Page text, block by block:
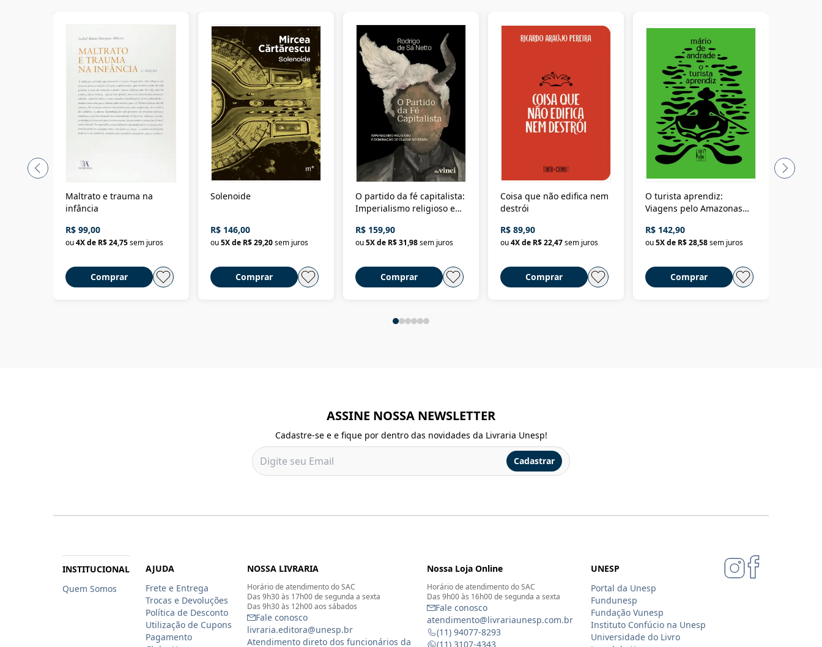
Maltrato e trauma na
infância
R$ 99,00
ou4X de R$ 24,75sem juros
Comprar
Solenoide
R$ 146,00
ou5X de R$ 29,20sem juros
Comprar
O partido da fé capitalista:
Imperialismo religioso e
Brasil
R$ 159,90
ou5X de R$ 31,98sem juros
Comprar
Coisa que não edifica nem
destrói
R$ 89,90
ou4X de R$ 22,47sem juros
Comprar
O turista aprendiz:
Viagens pelo Amazonas
até a Bolívia e por Marajó
até dizer chega
R$ 142,90
ou5X de R$ 28,58sem juros
Comprar
ASSINE NOSSA NEWSLETTER
Cadastre-se e e fique por dentro das novidades da Livraria Unesp!
Cadastrar
INSTITUCIONAL
Quem Somos
AJUDA
Frete e Entrega
Trocas e Devoluções
Política de Desconto
Utilização de Cupons
Pagamento
NOSSA LIVRARIA
Horário de atendimento do SAC
Das 9h30 às 17h00 de segunda a sexta
Das 9h30 às 12h00 aos sábados
Fale conosco
livraria.editora@unesp.br
Atendimento direto dos funcionários da
Nossa Loja Online
Horário de atendimento do SAC
Das 9h00 às 16h00 de segunda a sexta
Fale conosco
atendimento@livrariaunesp.com.br
(11) 94077-8293
(11) 3107-4343
UNESP
Portal da Unesp
Fundunesp
Fundação Vunesp
Instituto Confúcio na Unesp
Universidade do Livro